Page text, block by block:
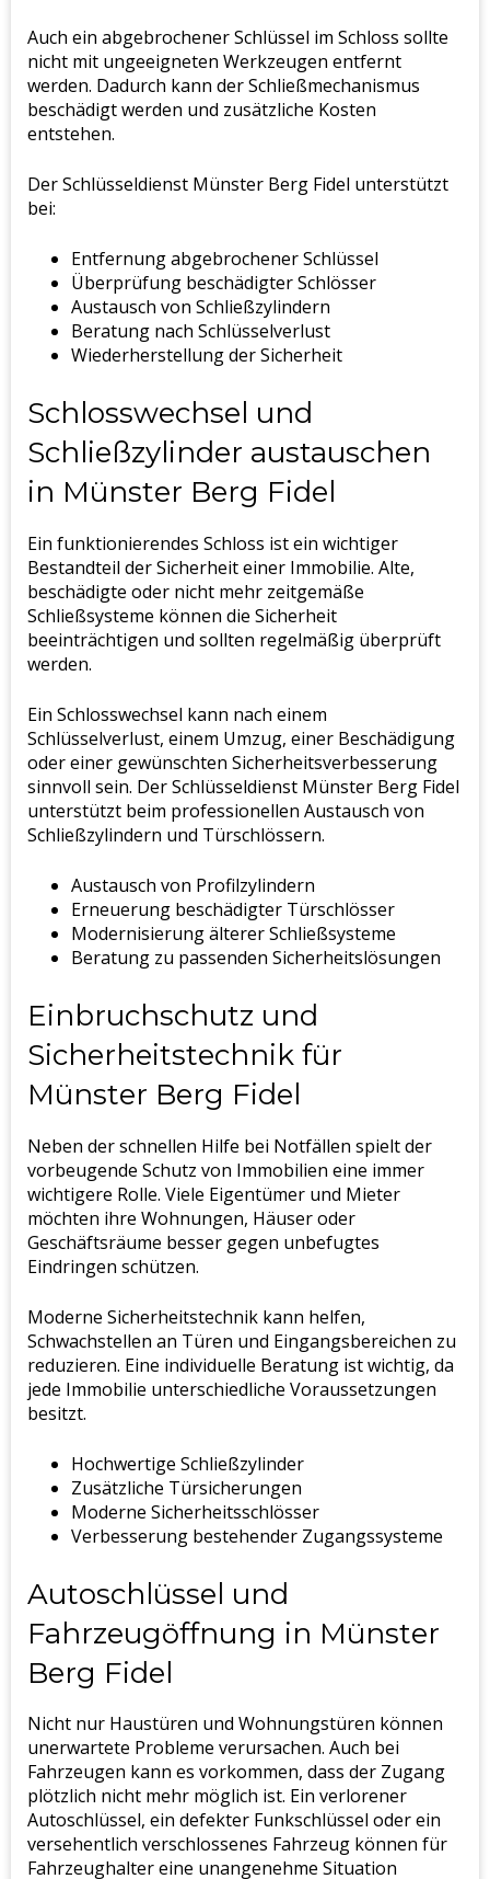
Auch ein abgebrochener Schlüssel im Schloss sollte
nicht mit ungeeigneten Werkzeugen entfernt
werden. Dadurch kann der Schließmechanismus
beschädigt werden und zusätzliche Kosten
entstehen.
Der Schlüsseldienst Münster Berg Fidel unterstützt
bei:
Entfernung abgebrochener Schlüssel
Überprüfung beschädigter Schlösser
Austausch von Schließzylindern
Beratung nach Schlüsselverlust
Wiederherstellung der Sicherheit
Schlosswechsel und
Schließzylinder austauschen
in Münster Berg Fidel
Ein funktionierendes Schloss ist ein wichtiger
Bestandteil der Sicherheit einer Immobilie. Alte,
beschädigte oder nicht mehr zeitgemäße
Schließsysteme können die Sicherheit
beeinträchtigen und sollten regelmäßig überprüft
werden.
Ein Schlosswechsel kann nach einem
Schlüsselverlust, einem Umzug, einer Beschädigung
oder einer gewünschten Sicherheitsverbesserung
sinnvoll sein. Der Schlüsseldienst Münster Berg Fidel
unterstützt beim professionellen Austausch von
Schließzylindern und Türschlössern.
Austausch von Profilzylindern
Erneuerung beschädigter Türschlösser
Modernisierung älterer Schließsysteme
Beratung zu passenden Sicherheitslösungen
Einbruchschutz und
Sicherheitstechnik für
Münster Berg Fidel
Neben der schnellen Hilfe bei Notfällen spielt der
vorbeugende Schutz von Immobilien eine immer
wichtigere Rolle. Viele Eigentümer und Mieter
möchten ihre Wohnungen, Häuser oder
Geschäftsräume besser gegen unbefugtes
Eindringen schützen.
Moderne Sicherheitstechnik kann helfen,
Schwachstellen an Türen und Eingangsbereichen zu
reduzieren. Eine individuelle Beratung ist wichtig, da
jede Immobilie unterschiedliche Voraussetzungen
besitzt.
Hochwertige Schließzylinder
Zusätzliche Türsicherungen
Moderne Sicherheitsschlösser
Verbesserung bestehender Zugangssysteme
Autoschlüssel und
Fahrzeugöffnung in Münster
Berg Fidel
Nicht nur Haustüren und Wohnungstüren können
unerwartete Probleme verursachen. Auch bei
Fahrzeugen kann es vorkommen, dass der Zugang
plötzlich nicht mehr möglich ist. Ein verlorener
Autoschlüssel, ein defekter Funkschlüssel oder ein
versehentlich verschlossenes Fahrzeug können für
Fahrzeughalter eine unangenehme Situation